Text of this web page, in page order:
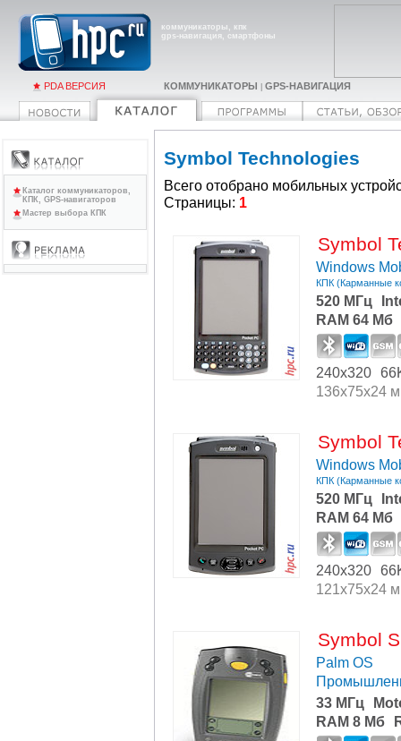
коммуникаторы, кпк
gps-навигация, смартфоны
PDA ВЕРСИЯ КОММУНИКАТОРЫ GPS-НАВИГАЦИЯ
Symbol Technologies
Всего отобрано мобильных
Страницы: 1
Symbol
Windows
КПК (Карманные
520 МГц
RAM 64 Мб
240x320
136x75x24
Symbol
Windows
КПК (Карманные
520 МГц
RAM 64 Мб
240x320
121x75x24
Symbol
Palm OS
33 МГц
RAM 8 Мб
Каталог коммуникаторов,
КПК, GPS-навигаторов
Мастер выбора КПК